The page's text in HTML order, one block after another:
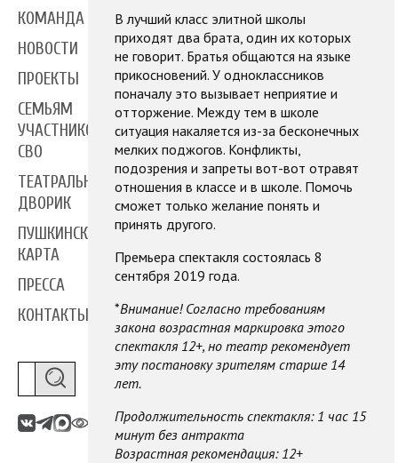
КОМАНДА
НОВОСТИ
ПРОЕКТЫ
СЕМЬЯМ
УЧАСТНИКОВ
СВО
ТЕАТРАЛЬНЫЙ
ДВОРИК
ПУШКИНСКАЯ
КАРТА
ПРЕССА
КОНТАКТЫ
В лучший класс элитной школы
приходят два брата, один их которых
не говорит. Братья общаются на языке
прикосновений. У одноклассников
поначалу это вызывает неприятие и
отторжение. Между тем в школе
ситуация накаляется из-за бесконечных
мелких поджогов. Конфликты,
подозрения и запреты вот-вот отравят
отношения в классе и в школе. Помочь
сможет только желание понять и
принять другого.
Премьера спектакля состоялась 8
сентября 2019 года.
*Внимание! Согласно требованиям
закона возрастная маркировка этого
спектакля 12+, но театр рекомендует
эту постановку зрителям старше 14
лет.
Продолжительность спектакля: 1 час 15
минут без антракта
Возрастная рекомендация: 12+